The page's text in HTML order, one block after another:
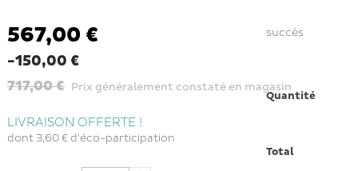
succès
Quantité
Total
567,00 €
-150,00 €
717,00 € Prix généralement constaté en magasin
LIVRAISON OFFERTE !
dont 3,60 € d'éco-participation